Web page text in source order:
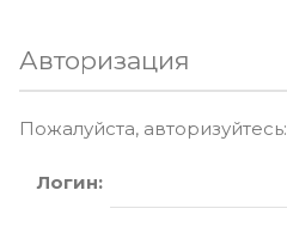
Авторизация
Пожалуйста, авторизуйтесь:
Логин: